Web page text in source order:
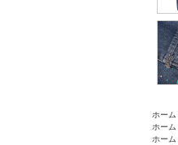
ホーム
ホーム
ホーム